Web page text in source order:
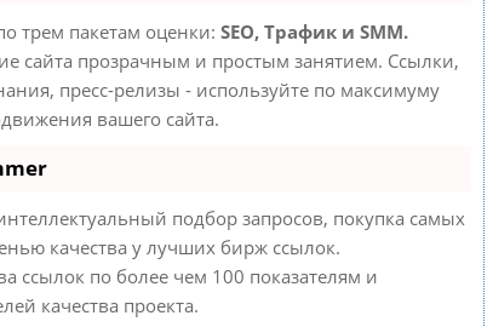
трем пакетам оценки: SEO, Трафик и SMM.
сайта прозрачным и простым занятием. Ссылки,
пресс-релизы - используйте по максимуму
вашего сайта.
подбор запросов, покупка самых
качества у лучших бирж ссылок.
ссылок по более чем 100 показателям и
качества проекта.